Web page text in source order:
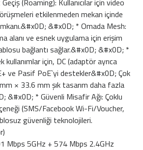
(Roaming): Kullanıcılar için video
etkilenmeden mekan içinde
&#x0D; * Omada Mesh:
alanı ve esnek uygulama için erişim
bağlantı sağlar.&#x0D; &#x0D; *
kullanımlar için, DC (adaptör ayrıca
ve Pasif PoE`yi destekler&#x0D; Çok
× 33.6 mm şık tasarım daha fazla
&#x0D; * Güvenli Misafir Ağı: Çoklu
(SMS/Facebook Wi-Fi/Voucher,
güvenliği teknolojileri.
Mbps 5GHz + 574 Mbps 2.4GHz